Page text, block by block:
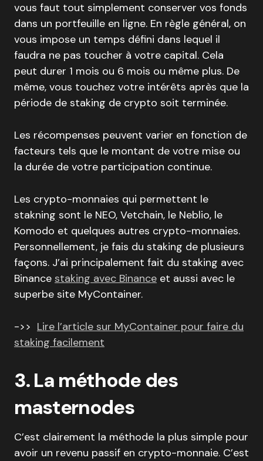
vous faut tout simplement conserver vos fonds
dans un portfeuille en ligne. En règle général, on
vous impose un temps défini dans lequel il
faudra ne pas toucher à votre capital. Cela
peut durer 1 mois ou 6 mois ou même plus. De
même, vous touchez votre intérêts après que la
période de staking de crypto soit terminée.
Les récompenses peuvent varier en fonction de
facteurs tels que le montant de votre mise ou
la durée de votre participation continue.
Les crypto-monnaies qui permettent le
stakning sont le NEO, Vetchain, le Neblio, le
Komodo et quelques autres crypto-monnaies.
Personnellement, je fais du staking de plusieurs
façons. J’ai principalement fait du staking avec
Binance staking avec Binance et aussi avec le
superbe site MyContainer.
->> Lire l’article sur MyContainer pour faire du
staking facilement
3. La méthode des
masternodes
C’est clairement la méthode la plus simple pour
avoir un revenu passif en crypto-monnaie. C’est